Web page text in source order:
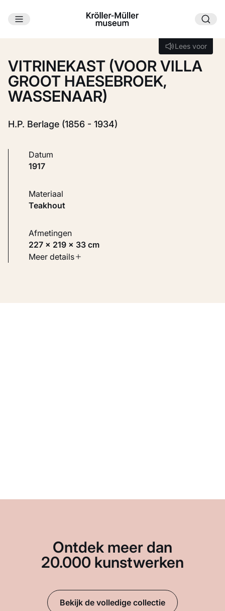
Ga naar hoofdinhoud
Lees voor
Lees voor
VITRINEKAST (VOOR VILLA
GROOT HAESEBROEK,
WASSENAAR)
H.P. Berlage (1856 - 1934)
Datum
1917
Materiaal
Teakhout
Afmetingen
227 × 219 × 33 cm
Soort werk
Meer details
Ontdek meer dan
20.000 kunstwerken
Bekijk de volledige collectie